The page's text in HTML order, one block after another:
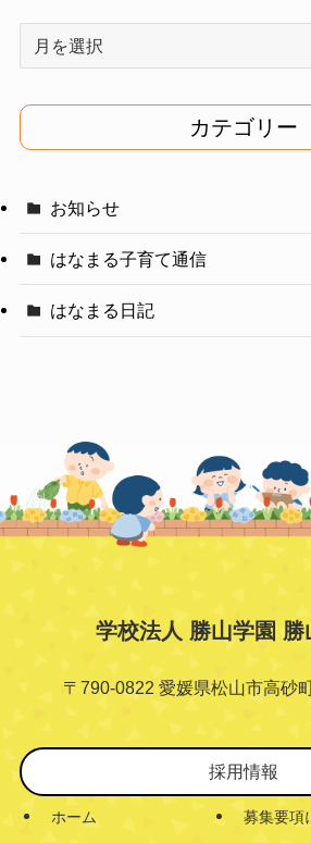
イ
ブ
カテゴリー
お知らせ
はなまる子育て通信
はなまる日記
学校法人 勝山学園 勝
〒790-0822 愛媛県松山市高砂
採用情報
ホーム 募集要項